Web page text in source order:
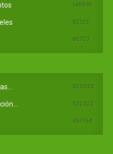
149910
82125
80723
525533
522322
457154